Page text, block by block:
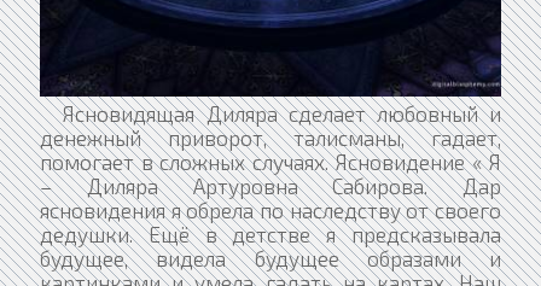
Ясновидящая Диляра сделает любовный и
денежный приворот, талисманы, гадает,
помогает в сложных случаях. Ясновидение « Я
– Диляра Артуровна Сабирова. Дар
ясновидения я обрела по наследству от своего
дедушки. Ещё в детстве я предсказывала
будущее, видела будущее образами и